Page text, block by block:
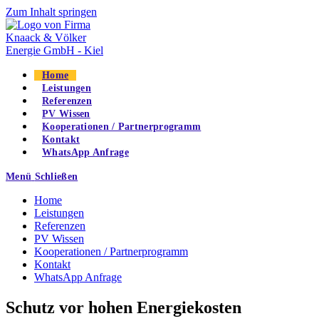
Zum Inhalt springen
Home
Leistungen
Referenzen
PV Wissen
Kooperationen / Partnerprogramm
Kontakt
WhatsApp Anfrage
Menü Schließen
Home
Leistungen
Referenzen
PV Wissen
Kooperationen / Partnerprogramm
Kontakt
WhatsApp Anfrage
Schutz vor hohen Energiekosten